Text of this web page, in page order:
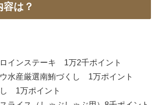
は？
インステーキ 1万2千ポイント
水産厳選南鮪づくし 1万ポイント
1万ポイント